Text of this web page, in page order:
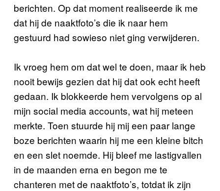
berichten. Op dat moment realiseerde ik me
dat hij de naaktfoto’s die ik naar hem
gestuurd had sowieso niet ging verwijderen.
Ik vroeg hem om dat wel te doen, maar ik heb
nooit bewijs gezien dat hij dat ook echt heeft
gedaan. Ik blokkeerde hem vervolgens op al
mijn social media accounts, wat hij meteen
merkte. Toen stuurde hij mij een paar lange
boze berichten waarin hij me een kleine bitch
en een slet noemde. Hij bleef me lastigvallen
in de maanden erna en begon me te
chanteren met de naaktfoto’s, totdat ik zijn